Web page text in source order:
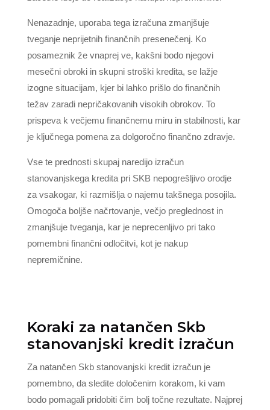
Nenazadnje, uporaba tega izračuna zmanjšuje
tveganje neprijetnih finančnih presenečenj. Ko
posameznik že vnaprej ve, kakšni bodo njegovi
mesečni obroki in skupni stroški kredita, se lažje
izogne situacijam, kjer bi lahko prišlo do finančnih
težav zaradi nepričakovanih visokih obrokov. To
prispeva k večjemu finančnemu miru in stabilnosti, kar
je ključnega pomena za dolgoročno finančno zdravje.
Vse te prednosti skupaj naredijo izračun
stanovanjskega kredita pri SKB nepogrešljivo orodje
za vsakogar, ki razmišlja o najemu takšnega posojila.
Omogoča boljše načrtovanje, večjo preglednost in
zmanjšuje tveganja, kar je neprecenljivo pri tako
pomembni finančni odločitvi, kot je nakup
nepremičnine.
Koraki za natančen Skb
stanovanjski kredit izračun
Za natančen Skb stanovanjski kredit izračun je
pomembno, da sledite določenim korakom, ki vam
bodo pomagali pridobiti čim bolj točne rezultate. Najprej